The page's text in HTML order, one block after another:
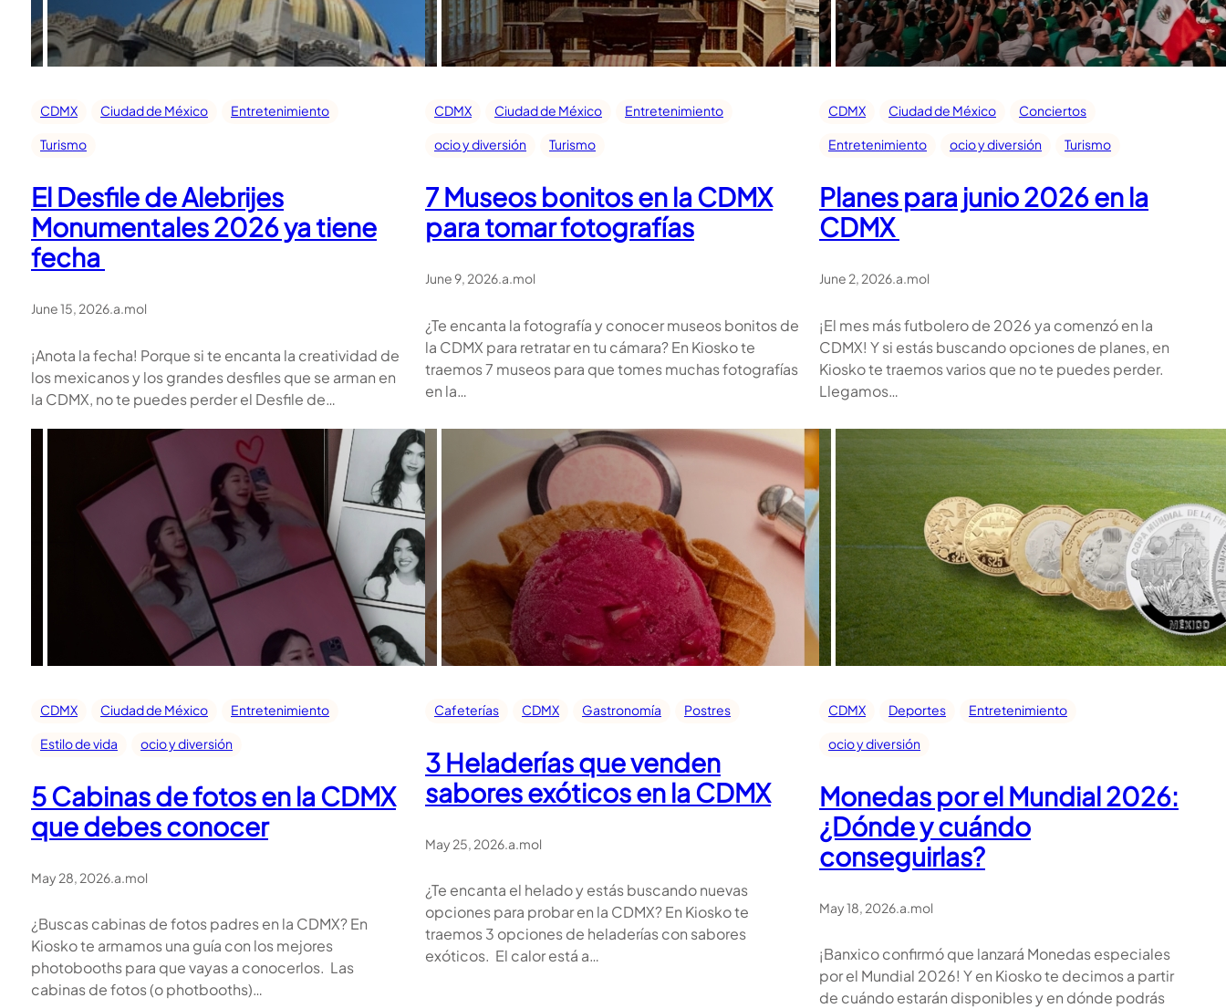
CDMX Ciudad de México Entretenimiento
Turismo
El Desfile de Alebrijes
Monumentales 2026 ya tiene
fecha
June 15, 2026.a.mol
¡Anota la fecha! Porque si te encanta la creatividad de
los mexicanos y los grandes desfiles que se arman en
la CDMX, no te puedes perder el Desfile de…
CDMX Ciudad de México Entretenimiento
ocio y diversión Turismo
7 Museos bonitos en la CDMX
para tomar fotografías
June 9, 2026.a.mol
¿Te encanta la fotografía y conocer museos bonitos de
la CDMX para retratar en tu cámara? En Kiosko te
traemos 7 museos para que tomes muchas fotografías
en la…
CDMX Ciudad de México Conciertos
Entretenimiento ocio y diversión Turismo
Planes para junio 2026 en la
CDMX
June 2, 2026.a.mol
¡El mes más futbolero de 2026 ya comenzó en la
CDMX! Y si estás buscando opciones de planes, en
Kiosko te traemos varios que no te puedes perder.
Llegamos…
CDMX Ciudad de México Entretenimiento
Estilo de vida ocio y diversión
5 Cabinas de fotos en la CDMX
que debes conocer
May 28, 2026 a.mol
¿Buscas cabinas de fotos padres en la CDMX? En
Kiosko te armamos una guía con los mejores
photobooths para que vayas a conocerlos. Las
cabinas de fotos (o photbooths)…
Cafeterías CDMX Gastronomía Postres
3 Heladerías que venden
sabores exóticos en la CDMX
May 25, 2026 a.mol
¿Te encanta el helado y estás buscando nuevas
opciones para probar en la CDMX? En Kiosko te
traemos 3 opciones de heladerías con sabores
exóticos. El calor está a…
CDMX Deportes Entretenimiento
ocio y diversión
Monedas por el Mundial 2026:
¿Dónde y cuándo
conseguirlas?
May 18, 2026 a.mol
¡Banxico confirmó que lanzará Monedas especiales
por el Mundial 2026! Y en Kiosko te decimos a partir
de cuándo estarán disponibles y en dónde podrás